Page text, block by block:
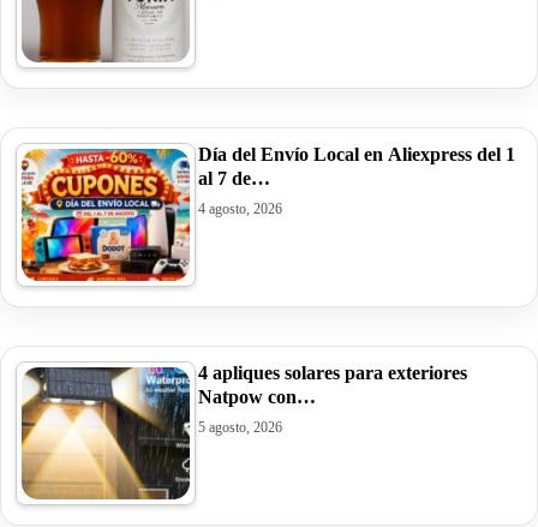
Día del Envío Local en Aliexpress del 1
al 7 de…
4 agosto, 2026
4 apliques solares para exteriores
Natpow con…
5 agosto, 2026